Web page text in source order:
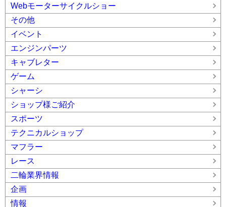
Webモーターサイクルショー
その他
イベント
エンジンパーツ
キャブレター
ゲーム
シャーシ
ショップ様ご紹介
スポーツ
テクニカルショップ
マフラー
レース
二輪業界情報
企画
情報